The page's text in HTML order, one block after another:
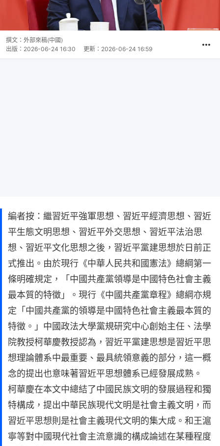
撰文： 外部來稿(中國)
出版： 2026-06-24 16:30 更新： 2026-06-24 16:59
編者按：繼習近平強軍思想、習近平經濟思想、習近
平生態文明思想、習近平外交思想、習近平法治思
想、習近平文化思想之後，習近平黨建思想於日前正
式推出。由於現行《中華人民共和國憲法》總綱第一
條明確規定，「中國共產黨領導是中國特色社會主義
最本質的特徵」。現行《中國共產黨章程》總綱亦規
定「中國共產黨的領導是中國特色社會主義最本質的
特徵。」中國政法大學黨規研究中心創始主任、法學
院教授柯華慶教授認為，習近平黨建思想是習近平思
想理論體系中最重要、最具統領意義的部分，這一概
念的提出也意味著習近平思想體系已經發展成熟。
柯華慶在本文中總結了中國民族文明的發展過程和獨
特構成，提出中華民族現代文明是社會主義文明，而
習近平思想則是社會主義現代文明的集大成。和王滬
寧等對中國現代社會主流意識的構成論述在某種程度